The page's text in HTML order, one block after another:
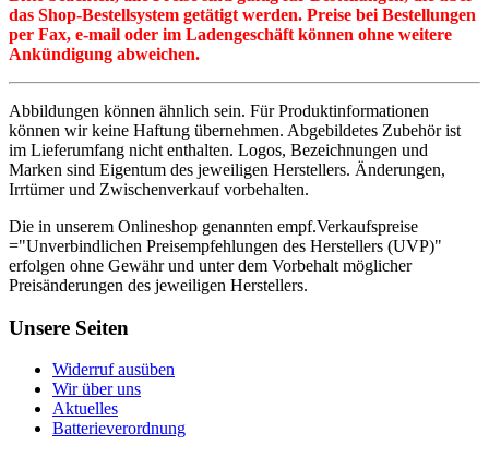
das Shop-Bestellsystem getätigt werden. Preise bei Bestellungen
per Fax, e-mail oder im Ladengeschäft können ohne weitere
Ankündigung abweichen.
Abbildungen können ähnlich sein. Für Produktinformationen
können wir keine Haftung übernehmen. Abgebildetes Zubehör ist
im Lieferumfang nicht enthalten. Logos, Bezeichnungen und
Marken sind Eigentum des jeweiligen Herstellers. Änderungen,
Irrtümer und Zwischenverkauf vorbehalten.
Die in unserem Onlineshop genannten empf.Verkaufspreise
="Unverbindlichen Preisempfehlungen des Herstellers (UVP)"
erfolgen ohne Gewähr und unter dem Vorbehalt möglicher
Preisänderungen des jeweiligen Herstellers.
Unsere Seiten
Widerruf ausüben
Wir über uns
Aktuelles
Batterieverordnung